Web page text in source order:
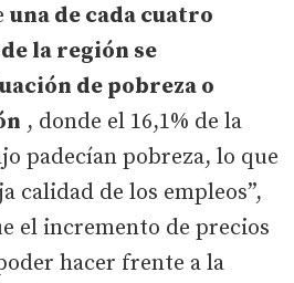
una de cada cuatro
la región se
de pobreza o
, donde el 16,1% de la
padecían pobreza, lo que
calidad de los empleos”,
el incremento de precios
hacer frente a la